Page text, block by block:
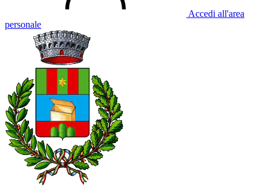
Accedi all'area
personale